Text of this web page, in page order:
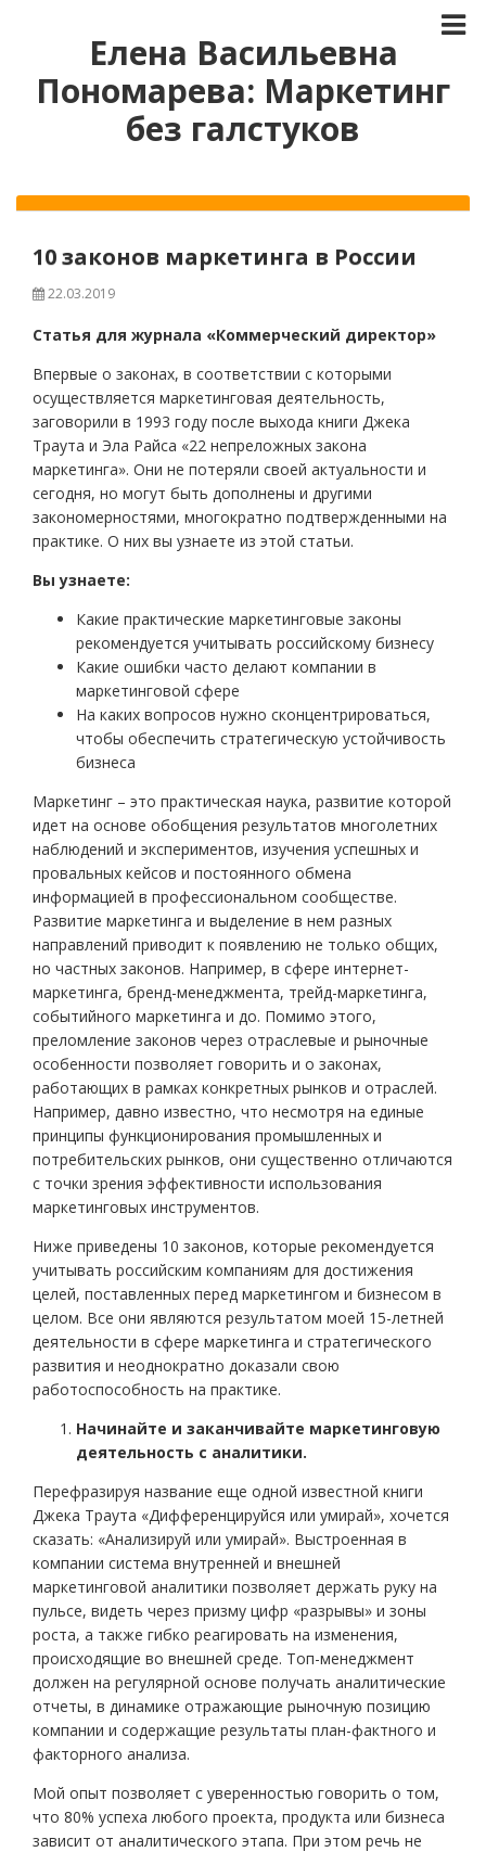
Елена Васильевна
Пономарева: Маркетинг
без галстуков
10 законов маркетинга в России
22.03.2019
Статья для журнала «Коммерческий директор»
Впервые о законах, в соответствии с которыми
осуществляется маркетинговая деятельность,
заговорили в 1993 году после выхода книги Джека
Траута и Эла Райса «22 непреложных закона
маркетинга». Они не потеряли своей актуальности и
сегодня, но могут быть дополнены и другими
закономерностями, многократно подтвержденными на
практике. О них вы узнаете из этой статьи.
Вы узнаете:
Какие практические маркетинговые законы
рекомендуется учитывать российскому бизнесу
Какие ошибки часто делают компании в
маркетинговой сфере
На каких вопросов нужно сконцентрироваться,
чтобы обеспечить стратегическую устойчивость
бизнеса
Маркетинг – это практическая наука, развитие которой
идет на основе обобщения результатов многолетних
наблюдений и экспериментов, изучения успешных и
провальных кейсов и постоянного обмена
информацией в профессиональном сообществе.
Развитие маркетинга и выделение в нем разных
направлений приводит к появлению не только общих,
но частных законов. Например, в сфере интернет-
маркетинга, бренд-менеджмента, трейд-маркетинга,
событийного маркетинга и до. Помимо этого,
преломление законов через отраслевые и рыночные
особенности позволяет говорить и о законах,
работающих в рамках конкретных рынков и отраслей.
Например, давно известно, что несмотря на единые
принципы функционирования промышленных и
потребительских рынков, они существенно отличаются
с точки зрения эффективности использования
маркетинговых инструментов.
Ниже приведены 10 законов, которые рекомендуется
учитывать российским компаниям для достижения
целей, поставленных перед маркетингом и бизнесом в
целом. Все они являются результатом моей 15-летней
деятельности в сфере маркетинга и стратегического
развития и неоднократно доказали свою
работоспособность на практике.
Начинайте и заканчивайте маркетинговую
деятельность с аналитики.
Перефразируя название еще одной известной книги
Джека Траута «Дифференцируйся или умирай», хочется
сказать: «Анализируй или умирай». Выстроенная в
компании система внутренней и внешней
маркетинговой аналитики позволяет держать руку на
пульсе, видеть через призму цифр «разрывы» и зоны
роста, а также гибко реагировать на изменения,
происходящие во внешней среде. Топ-менеджмент
должен на регулярной основе получать аналитические
отчеты, в динамике отражающие рыночную позицию
компании и содержащие результаты план-фактного и
факторного анализа.
Мой опыт позволяет с уверенностью говорить о том,
что 80% успеха любого проекта, продукта или бизнеса
зависит от аналитического этапа. При этом речь не